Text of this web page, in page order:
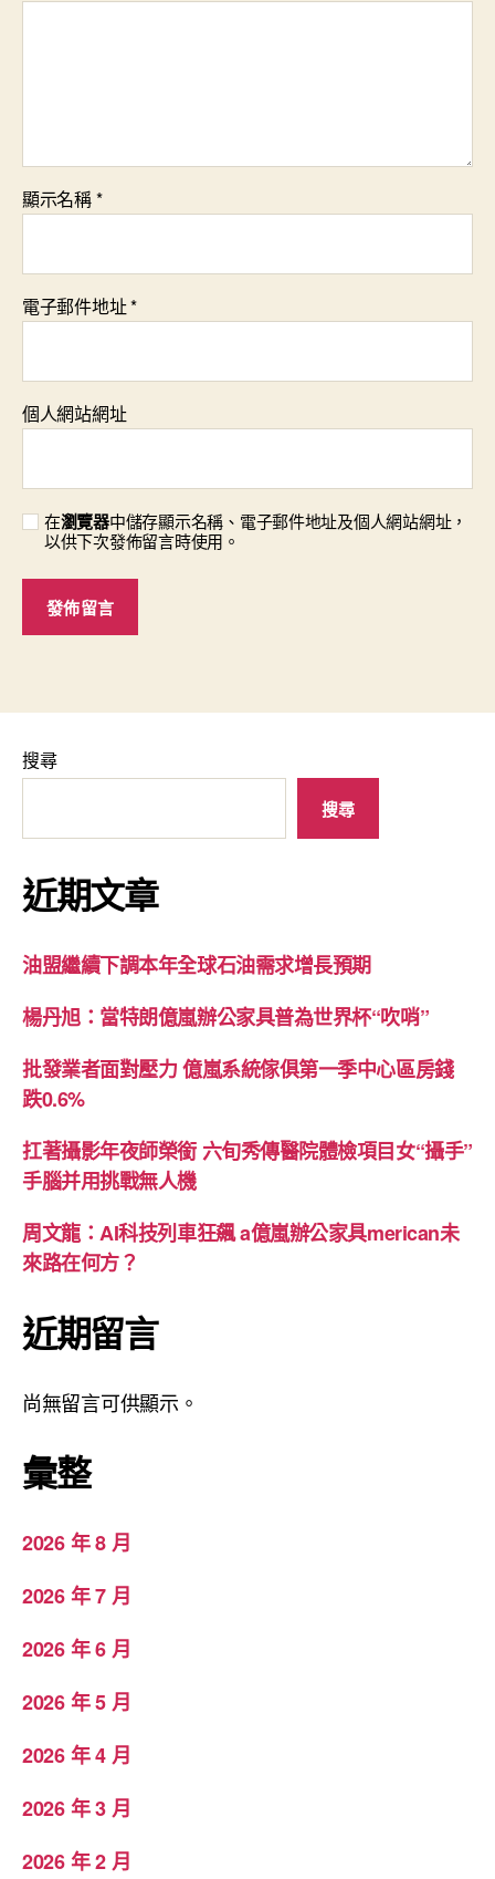
顯示名稱*
電子郵件地址*
個人網站網址
在瀏覽器中儲存顯示名稱、電子郵件地址及個人網站網址，
以供下次發佈留言時使用。
搜尋
搜尋
近期文章
油盟繼續下調本年全球石油需求增長預期
楊丹旭：當特朗億嵐辦公家具普為世界杯“吹哨”
批發業者面對壓力 億嵐系統傢俱第一季中心區房錢
跌0.6%
扛著攝影年夜師榮銜 六旬秀傳醫院體檢項目女“攝手”
手腦并用挑戰無人機
周文龍：AI科技列車狂飆 a億嵐辦公家具merican未
來路在何方？
近期留言
尚無留言可供顯示。
彙整
2026 年 8 月
2026 年 7 月
2026 年 6 月
2026 年 5 月
2026 年 4 月
2026 年 3 月
2026 年 2 月